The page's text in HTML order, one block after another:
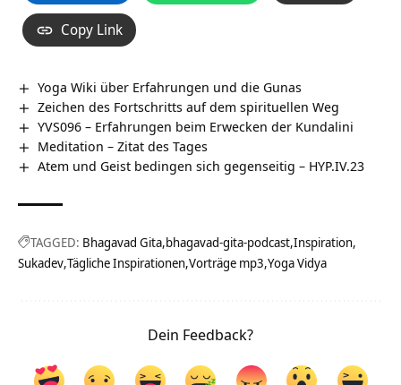
Copy Link
Yoga Wiki über Erfahrungen und die Gunas
Zeichen des Fortschritts auf dem spirituellen Weg
YVS096 – Erfahrungen beim Erwecken der Kundalini
Meditation – Zitat des Tages
Atem und Geist bedingen sich gegenseitig – HYP.IV.23
TAGGED: Bhagavad Gita bhagavad-gita-podcast Inspiration
Sukadev Tägliche Inspirationen Vorträge mp3 Yoga Vidya
Dein Feedback?